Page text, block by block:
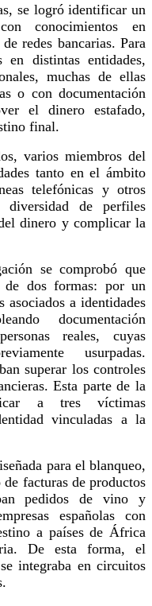
se logró identificar un
conocimientos en
redes bancarias. Para
en distintas entidades,
muchas de ellas
o con documentación
el dinero estafado,
final.
varios miembros del
tanto en el ámbito
telefónicas y otros
diversidad de perfiles
dinero y complicar la
se comprobó que
de dos formas: por un
asociados a identidades
documentación
reales, cuyas
usurpadas.
superar los controles
Esta parte de la
a tres víctimas
vinculadas a la
para el blanqueo,
facturas de productos
pedidos de vino y
españolas con
a países de África
De esta forma, el
integraba en circuitos